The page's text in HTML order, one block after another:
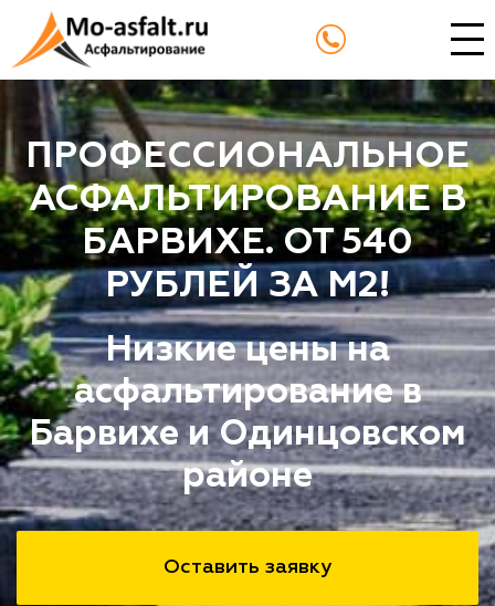
ПРОФЕССИОНАЛЬНОЕ
АСФАЛЬТИРОВАНИЕ В
БАРВИХЕ. ОТ 540
РУБЛЕЙ ЗА М2!
Низкие цены на
асфальтирование в
Барвихе и Одинцовском
районе
Оставить заявку